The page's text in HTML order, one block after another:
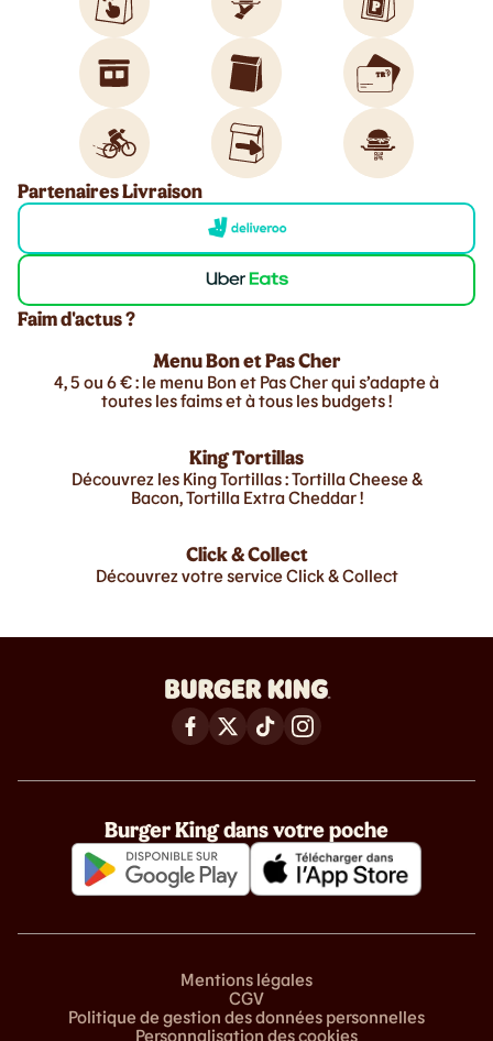
Partenaires Livraison
Faim d'actus ?
Menu Bon et Pas Cher
4, 5 ou 6 € : le menu Bon et Pas Cher qui s’adapte à
toutes les faims et à tous les budgets !
King Tortillas
Découvrez les King Tortillas : Tortilla Cheese &
Bacon, Tortilla Extra Cheddar !
Click & Collect
Découvrez votre service Click & Collect
Burger King dans votre poche
Mentions légales
CGV
Politique de gestion des données personnelles
Personnalisation des cookies